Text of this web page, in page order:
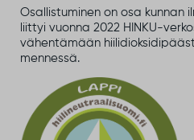
Osallistuminen on osa
liittyi vuonna 2022 HINKU-
vähentämään
mennessä.